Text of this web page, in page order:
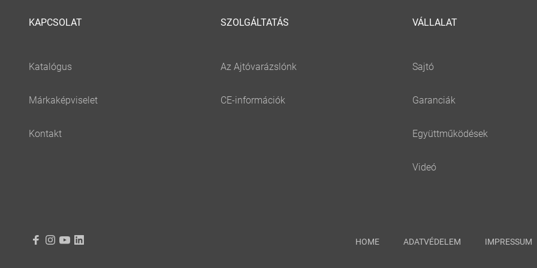
KAPCSOLAT SZOLGÁLTATÁS VÁLLALAT